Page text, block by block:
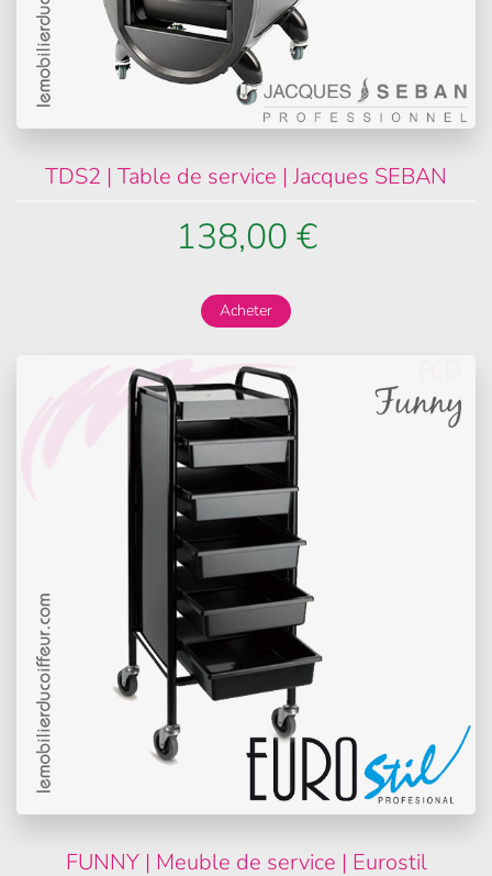
TDS2 | Table de service | Jacques SEBAN
138,00 €
Acheter
FUNNY | Meuble de service | Eurostil